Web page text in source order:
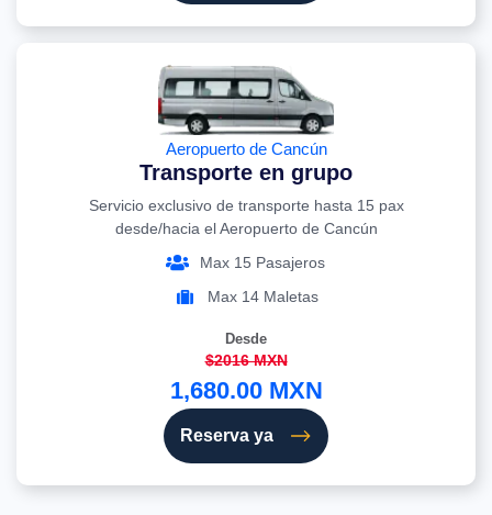
Aeropuerto de Cancún
Transporte en grupo
Servicio exclusivo de transporte hasta 15 pax
desde/hacia el Aeropuerto de Cancún
Max 15 Pasajeros
Max 14 Maletas
Desde
$2016 MXN
1,680.00 MXN
Reserva ya